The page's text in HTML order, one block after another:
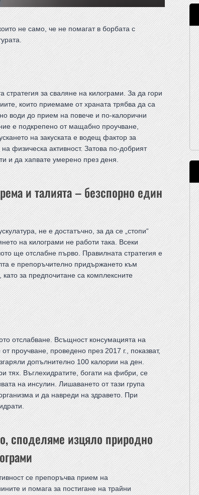
не само, че не помагат в борбата с
за сваляне на килограми. За да гори
които приемаме от храната трябва да са
води до прием на повече и по-калорични
е подкрепено от мащабно проучване,
на закуската е водещ фактор за
физическа активност. Затова по-добрият
и да хапвате умерено през деня.
и талията – безспорно един
не е достатъчно, за да се „стопи“
на килограми не работи така. Всеки
ще отслабне първо. Правилната стратегия е
е препоръчително придържането към
за предпочитане са комплексните
отслабване. Всъщност консумацията на
проучване, проведено през 2017 г., показват,
допълнително 100 калории на ден.
тях. Въглехидратите, богати на фибри, се
на инсулин. Лишаването от тази група
и да навреди на здравето. При
споделяме изцяло природно
се препоръчва прием на
и помага за постигане на трайни